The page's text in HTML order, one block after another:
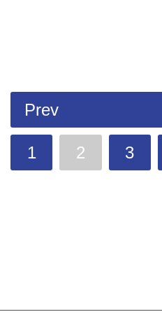
Prev
1 2 3